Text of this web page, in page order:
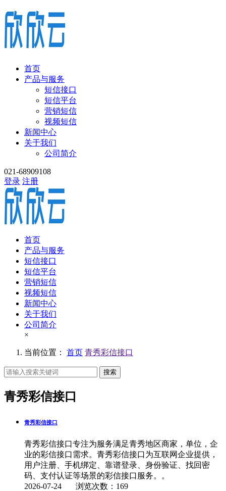
首页
产品与服务
短信接口
短信平台
营销短信
视频短信
新闻中心
关于我们
公司简介
021-68909108
登录 注册
首页
产品与服务
短信接口
短信平台
营销短信
视频短信
新闻中心
关于我们
公司简介
×
当前位置： 首页 青秀彩信接口
搜索
青秀彩信接口
青秀彩信接口
青秀彩信接口专注为服务满足青秀地区商家，单位，企
业的彩信接口需求。青秀彩信接口为互联网企业提供，
用户注册、手机绑定、靠谱登录、身份验证、找回密
码、支付认证等场景的彩信接口服务。。
2026-07-24 浏览次数：169